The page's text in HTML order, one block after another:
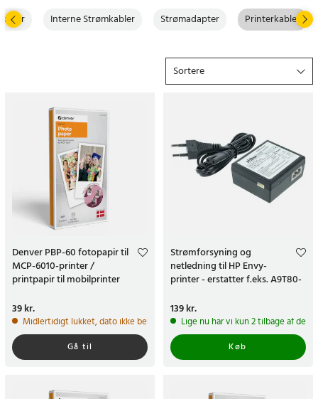
Interne Strømkabler Strømadapter Printerkabler
Sortere
Denver PBP-60 fotopapir til
MCP-6010-printer /
printpapir til mobilprinter
Pris:39 kr.
39 kr.
Midlertidigt lukket, dato ikke bekræftet
Gå til
Strømforsyning og
netledning til HP Envy-
printer - erstatter f.eks. A9T80-
Pris:139 kr.
139 kr.
Lige nu har vi kun 2 tilbage af
Køb